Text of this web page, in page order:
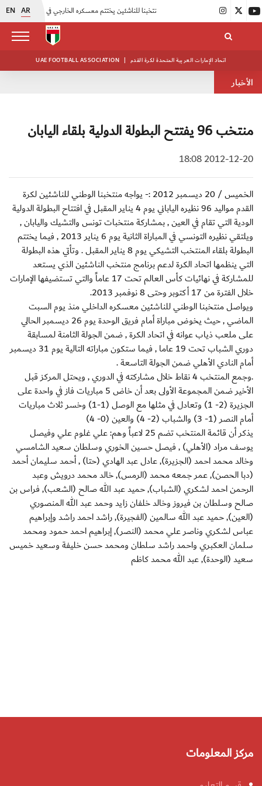
EN AR
اتحاد الكرة يُنظم ورشة عمل للمراقبين المعتمدين |
UAE FOOTBALL ASSOCIATION | اتحاد الإمارات العربية المتحدة لكرة القدم
الأخبار
منتخب 96 يفتتح البطولة الدولية بلقاء اليابان
2012-12-20 18:08
الخميس / 20 ديسمبر 2012 :- يواجه منتخبنا الوطني للناشئين لكرة
القدم مواليد 96 نظيره الياباني يوم 4 يناير المقبل في افتتاح البطولة الدولية
الودية التي تقام في العين , بمشاركة منتخبات تونس والتشيك واليابان ,
ويلتقي نظيره التونسي في المباراة الثانية يوم 6 يناير 2013 , فيما يختتم
البطولة بلقاء المنتخب التشيكي يوم 8 يناير المقبل . وتأتي هذه البطولة
التي ينظمها اتحاد الكرة لدعم برنامج منتخب الناشئين الذي يستعد
للمشاركة في نهائيات كأس العالم تحت 17 عاماً والتي تستضيفها الإمارات
خلال الفترة من 17 أكتوبر وحتى 8 نوفمبر 2013.
ويواصل منتخبنا الوطني للناشئين معسكره الداخلي منذ يوم السبت
الماضي , حيث يخوض مباراة أمام فريق الوحدة يوم 26 ديسمبر الحالي
على ملعب ذياب عوانه في اتحاد الكرة , ضمن الجولة الثامنة لمسابقة
دوري الشباب تحت 19 عاما , فيما ستكون مباراته التالية يوم 31 ديسمبر
أمام النادي الأهلي ضمن الجولة التاسعة .
.وجمع المنتخب 4 نقاط خلال مشاركته في الدوري , ويحتل المركز قبل
الأخير ضمن المجموعة الأولى بعد أن خاض 5 مباريات فاز في واحدة على
الجزيرة (2- 1) وتعادل في مثلها مع الوصل (1-1) وخسر ثلاث مباريات
أمام النصر (1- 3) والشباب (2- 4) والعين (0- 4)
يذكر أن قائمة المنتخب تضم 25 لاعباً وهم: علي غلوم علي وفيصل
يوسف مراد (الأهلي) , فيصل حسين الخوري وسلطان سعيد الشامسي
وخالد محمد احمد (الجزيرة), عادل عبد الهادي (حتا) , أحمد سليمان أحمد
(دبا الحصن), عمر جمعه محمد (الرمس), خالد محمد درويش وعبد
الرحمن احمد لشكري (الشباب), حميد عبد الله صالح (الشعب), فراس بن
صالح وسلطان بن فيروز وخالد خلفان زايد وحمد عبد الله المنصوري
(العين), حميد عبد الله سالمين (الفجيرة), راشد احمد راشد وإبراهيم
عباس لشكري وناصر علي محمد (النصر), إبراهيم احمد حمود ومحمد
سلمان العكبري واحمد راشد سلطان ومحمد حسن خليفة وسعيد خميس
سعيد (الوحدة), عبد الله محمد كاظم
مركز المعلومات